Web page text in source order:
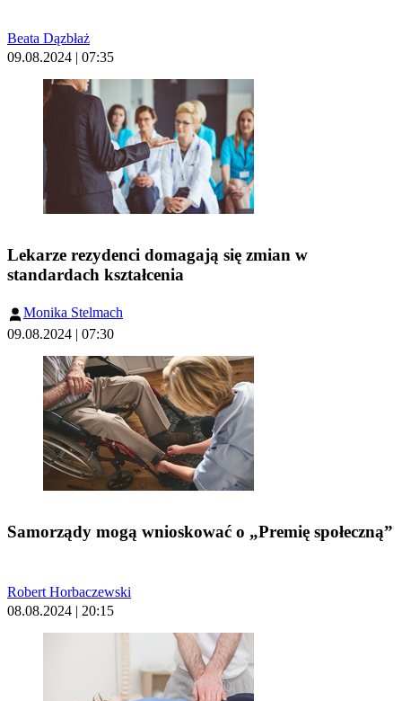
Beata Dązbłaż
09.08.2024 | 07:35
Lekarze rezydenci domagają się zmian w
standardach kształcenia
Monika Stelmach
09.08.2024 | 07:30
Samorządy mogą wnioskować o „Premię społeczną”
Robert Horbaczewski
08.08.2024 | 20:15